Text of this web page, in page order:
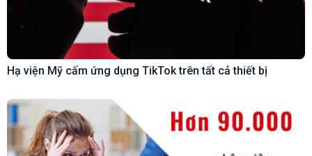
Hạ viện Mỹ cấm ứng dụng TikTok trên tất cả thiết bị